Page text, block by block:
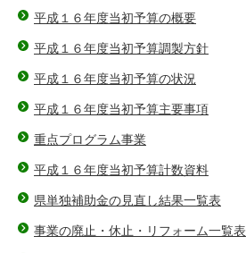
平成１６年度当初予算の概要
平成１６年度当初予算調製方針
平成１６年度当初予算の状況
平成１６年度当初予算主要事項
重点プログラム事業
平成１６年度当初予算計数資料
県単独補助金の見直し結果一覧表
事業の廃止・休止・リフォーム一覧表